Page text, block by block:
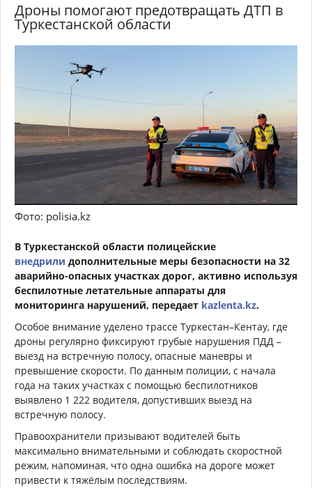
Дроны помогают предотвращать ДТП в
Туркестанской области
Фото: polisia.kz
В Туркестанской области полицейские
внедрили дополнительные меры безопасности на 32
аварийно-опасных участках дорог, активно используя
беспилотные летательные аппараты для
мониторинга нарушений, передает kazlenta.kz.
Особое внимание уделено трассе Туркестан–Кентау, где
дроны регулярно фиксируют грубые нарушения ПДД –
выезд на встречную полосу, опасные маневры и
превышение скорости. По данным полиции, с начала
года на таких участках с помощью беспилотников
выявлено 1 222 водителя, допустивших выезд на
встречную полосу.
Правоохранители призывают водителей быть
максимально внимательными и соблюдать скоростной
режим, напоминая, что одна ошибка на дороге может
привести к тяжёлым последствиям.